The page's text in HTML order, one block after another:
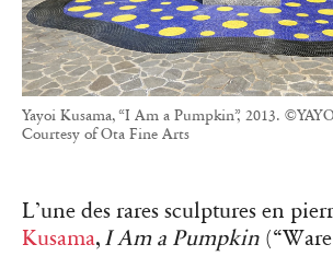
Yayoi Kusama, “I Am a Pumpkin”, 2013.
Courtesy of Ota Fine Arts
L’une des rares sculptures en
Kusama, I Am a Pumpkin